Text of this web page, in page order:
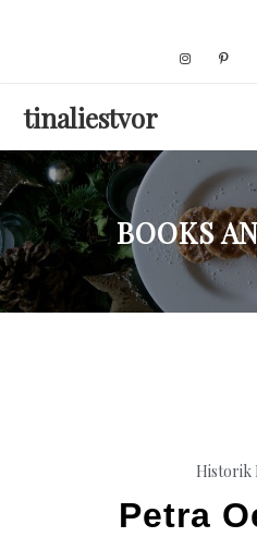
tinaliestvor
BOOKS
Historik
Petra